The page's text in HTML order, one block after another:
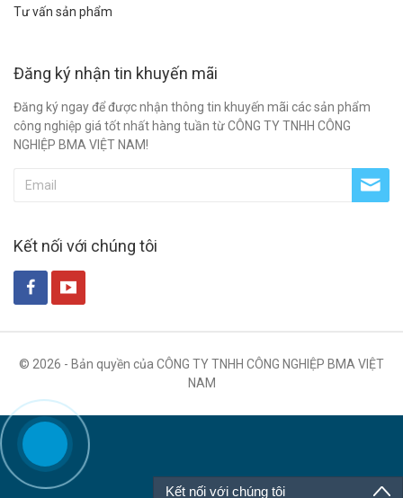
Tư vấn sản phẩm
Đăng ký nhận tin khuyến mãi
Đăng ký ngay để được nhận thông tin khuyến mãi các sản phẩm
công nghiệp giá tốt nhất hàng tuần từ CÔNG TY TNHH CÔNG
NGHIỆP BMA VIỆT NAM!
Kết nối với chúng tôi
© 2026 - Bản quyền của CÔNG TY TNHH CÔNG NGHIỆP BMA VIỆT
NAM
Kết nối với chúng tôi